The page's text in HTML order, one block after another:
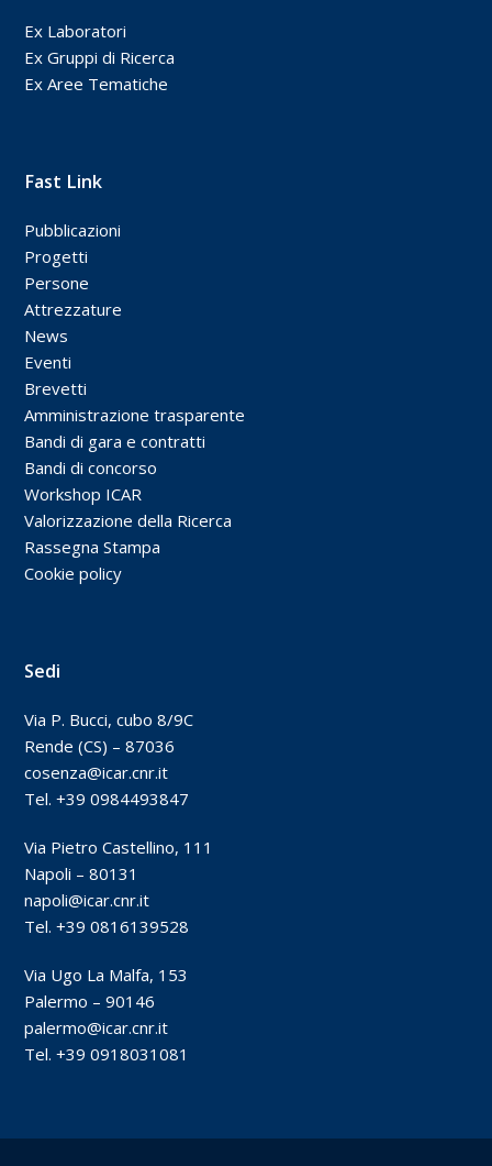
Ex Laboratori
Ex Gruppi di Ricerca
Ex Aree Tematiche
Fast Link
Pubblicazioni
Progetti
Persone
Attrezzature
News
Eventi
Brevetti
Amministrazione trasparente
Bandi di gara e contratti
Bandi di concorso
Workshop ICAR
Valorizzazione della Ricerca
Rassegna Stampa
Cookie policy
Sedi
Via P. Bucci, cubo 8/9C
Rende (CS) – 87036
cosenza@icar.cnr.it
Tel. +39 0984493847
Via Pietro Castellino, 111
Napoli – 80131
napoli@icar.cnr.it
Tel. +39 0816139528
Via Ugo La Malfa, 153
Palermo – 90146
palermo@icar.cnr.it
Tel. +39 0918031081